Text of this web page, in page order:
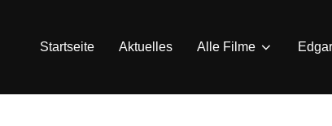
Startseite
Aktuelles Alle Filme